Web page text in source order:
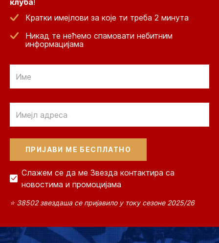
клуба!
Кратки имејлови за које ти треба 2 минута
Никад те нећемо спамовати небитним
информацијама
Слажем се да ме Звезда контактира са
новостима и промоцијама
⭐ 38502 звездаша се пријавило у току сезоне 2025/26